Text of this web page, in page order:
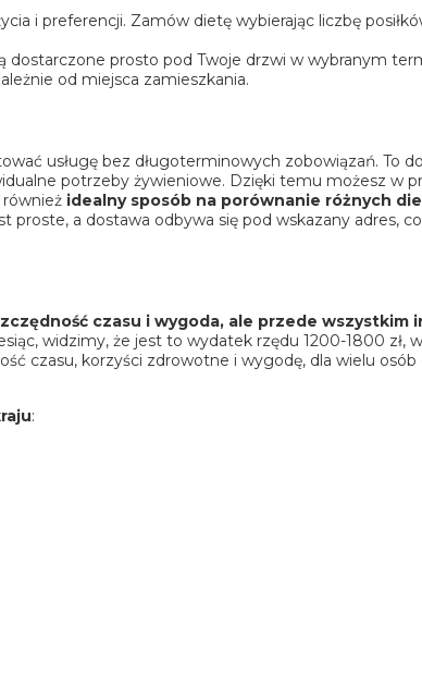
i preferencji. Zamów dietę wybierając liczbę
prosto pod Twoje drzwi w wybranym
od miejsca zamieszkania.
usługę bez długoterminowych zobowiązań. To
potrzeby żywieniowe. Dzięki temu możesz w
również idealny sposób na porównanie różnych
a dostawa odbywa się pod wskazany adres,
czasu i wygoda, ale przede wszystkim
widzimy, że jest to wydatek rzędu 1200-1800 zł,
czasu, korzyści zdrowotne i wygodę, dla wielu
: